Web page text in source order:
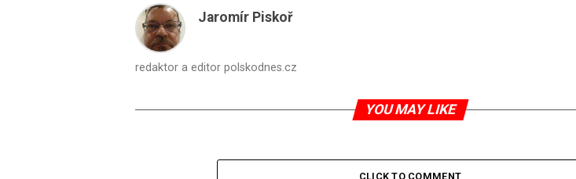
Jaromír Piskoř
redaktor a editor polskodnes.cz
YOU MAY LIKE
CLICK TO COMMENT